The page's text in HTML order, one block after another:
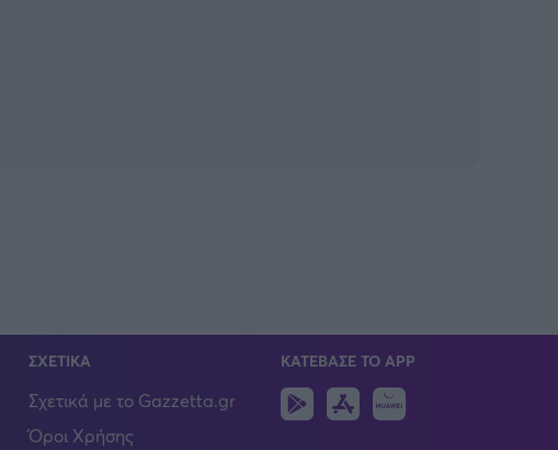
ΣΧΕΤΙΚΑ
Σχετικά με το Gazzetta.gr
Όροι Χρήσης
ΚΑΤΕΒΑΣΕ ΤΟ APP
Android
IOSHuawei